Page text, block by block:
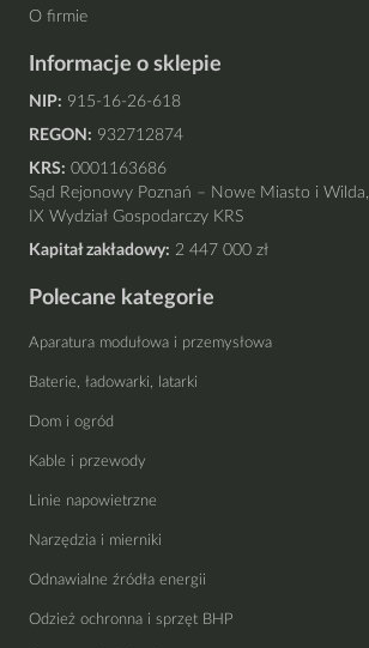
O firmie
Informacje o sklepie
NIP: 915-16-26-618
REGON: 932712874
KRS: 0001163686
Sąd Rejonowy Poznań – Nowe Miasto i Wilda,
IX Wydział Gospodarczy KRS
Kapitał zakładowy: 2 447 000 zł
Polecane kategorie
Aparatura modułowa i przemysłowa
Baterie, ładowarki, latarki
Dom i ogród
Kable i przewody
Linie napowietrzne
Narzędzia i mierniki
Odnawialne źródła energii
Odzież ochronna i sprzęt BHP